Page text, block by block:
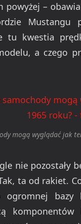
powyżej –
Mustangu
tu kwestia
a czego
mogą wyglądać jak
nie pozostały
ta od rakiet.
ogromnej